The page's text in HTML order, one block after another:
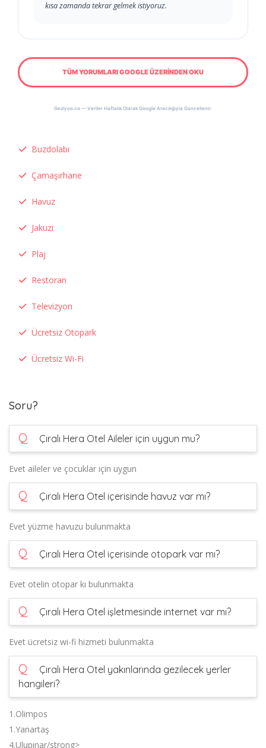
kısa zamanda tekrar gelmek istiyoruz.
TÜM YORUMLARI GOOGLE ÜZERİNDEN OKU
Geziyoo.co — Veriler Haftalık Olarak Google Aracılığıyla Güncellenir.
Buzdolabı
Çamaşırhane
Havuz
Jakuzi
Plaj
Restoran
Televizyon
Ücretsiz Otopark
Ücretsiz Wi-Fi
Soru?
Q Çıralı Hera Otel Aileler için uygun mu?
Evet aileler ve çocuklar için uygun
Q Çıralı Hera Otel içerisinde havuz var mı?
Evet yüzme havuzu bulunmakta
Q Çıralı Hera Otel içerisinde otopark var mı?
Evet otelin otopar kı bulunmakta
Q Çıralı Hera Otel işletmesinde internet var mı?
Evet ücretsiz wi-fi hizmeti bulunmakta
Q
Çıralı Hera Otel yakınlarında gezilecek yerler
hangileri?
1.Olimpos
1.Yanartaş
4.Ulupınar/strong>